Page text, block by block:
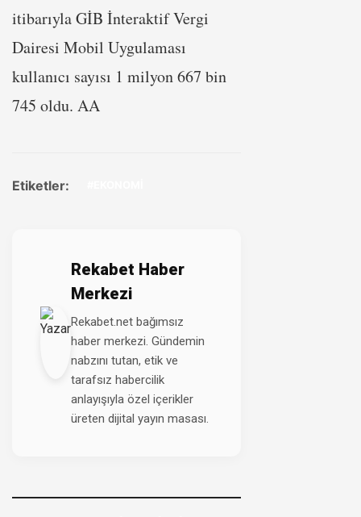
itibarıyla GİB İnteraktif Vergi
Dairesi Mobil Uygulaması
kullanıcı sayısı 1 milyon 667 bin
745 oldu. AA
Etiketler:
Rekabet Haber
Merkezi
Rekabet.net bağımsız
haber merkezi. Gündemin
nabzını tutan, etik ve
tarafsız habercilik
anlayışıyla özel içerikler
üreten dijital yayın masası.